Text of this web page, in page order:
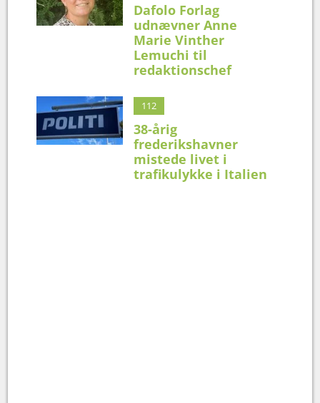
Dafolo Forlag
udnævner Anne
Marie Vinther
Lemuchi til
redaktionschef
112
38-årig
frederikshavner
mistede livet i
trafikulykke i Italien